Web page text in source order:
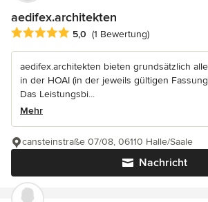
aedifex.architekten
Durchschnittliche Bewertung: 5 von 5
5,0 (1 Bewertung)
aedifex.architekten bieten grundsätzlich
in der HOAI (in der jeweils gültigen
Das Leistungsbi...
Mehr
Nachricht
cansteinstraße 07/08, 06110 Halle/Saale